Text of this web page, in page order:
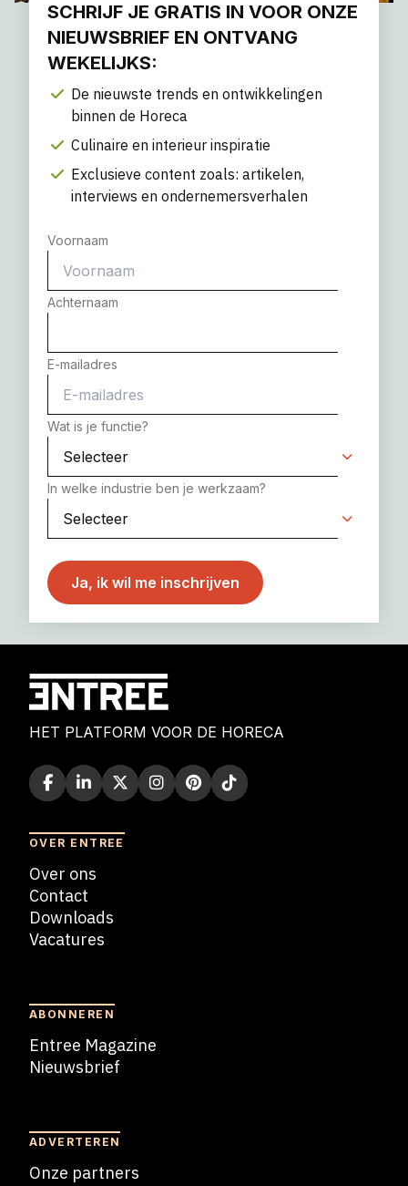
SCHRIJF JE GRATIS IN VOOR ONZE
NIEUWSBRIEF EN ONTVANG
WEKELIJKS:
De nieuwste trends en ontwikkelingen
binnen de Horeca
Culinaire en interieur inspiratie
Exclusieve content zoals: artikelen,
interviews en ondernemersverhalen
Voornaam
Achternaam
E-mailadres
Wat is je functie?
In welke industrie ben je werkzaam?
HET PLATFORM VOOR DE HORECA
OVER ENTREE
Over ons
Contact
Downloads
Vacatures
ABONNEREN
Entree Magazine
Nieuwsbrief
ADVERTEREN
Onze partners